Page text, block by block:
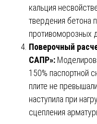
кальция
твердения бетона
противоморозных
Поверочный
САПР»:
150% паспортной
плите не
наступила при
сцепления